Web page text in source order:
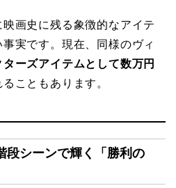
画史に残る象徴的なアイテ
実です。現在、同様のヴィ
ターズアイテムとして数万円
ることもあります。
段シーンで輝く「勝利の